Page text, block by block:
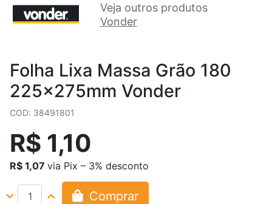
Veja outros produtos
Vonder
Folha Lixa Massa Grão 180
225x275mm Vonder
COD: 38491801
R$ 1,10
R$ 1,07 via Pix – 3% desconto
Comprar